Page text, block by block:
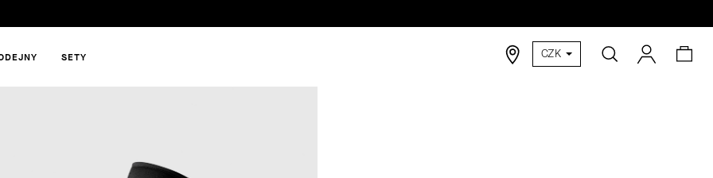
SETY CZK Hledat